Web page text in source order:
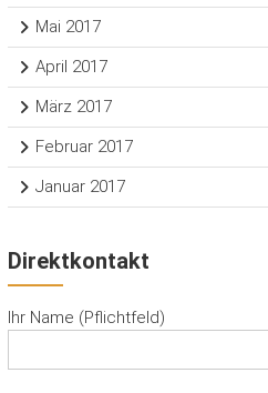
Mai 2017
April 2017
März 2017
Februar 2017
Januar 2017
Direktkontakt
Ihr Name (Pflichtfeld)